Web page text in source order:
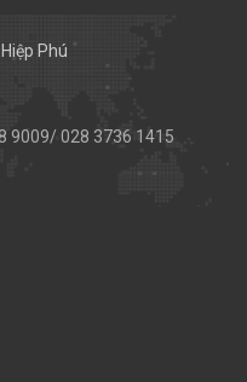
Phú
9009/ 028 3736 1415